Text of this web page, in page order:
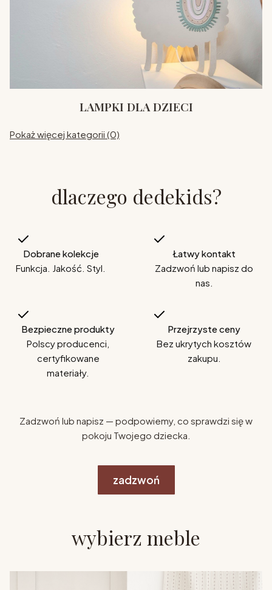
LAMPKI DLA DZIECI
Pokaż więcej kategorii (0)
dlaczego dedekids?
Dobrane kolekcje
Funkcja. Jakość. Styl.
Łatwy kontakt
Zadzwoń lub napisz do
nas.
Bezpieczne produkty
Polscy producenci,
certyfikowane
materiały.
Przejrzyste ceny
Bez ukrytych kosztów
zakupu.
Zadzwoń lub napisz — podpowiemy, co sprawdzi się w
pokoju Twojego dziecka.
zadzwoń
wybierz meble